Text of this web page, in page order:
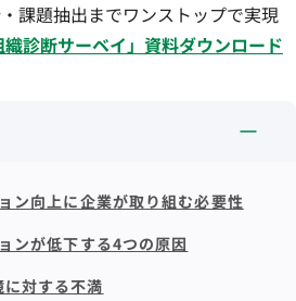
課題抽出までワンストップで実現
織診断サーベイ」資料ダウンロード
ン向上に企業が取り組む必要性
ンが低下する4つの原因
対する不満